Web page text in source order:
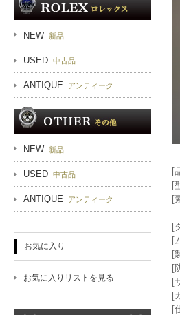
[
[
[
[
[
[
[
[
[
[
NEW 新品
USED 中古品
ANTIQUE アンティーク
NEW 新品
USED 中古品
ANTIQUE アンティーク
お気に入り
お気に入りリストを見る